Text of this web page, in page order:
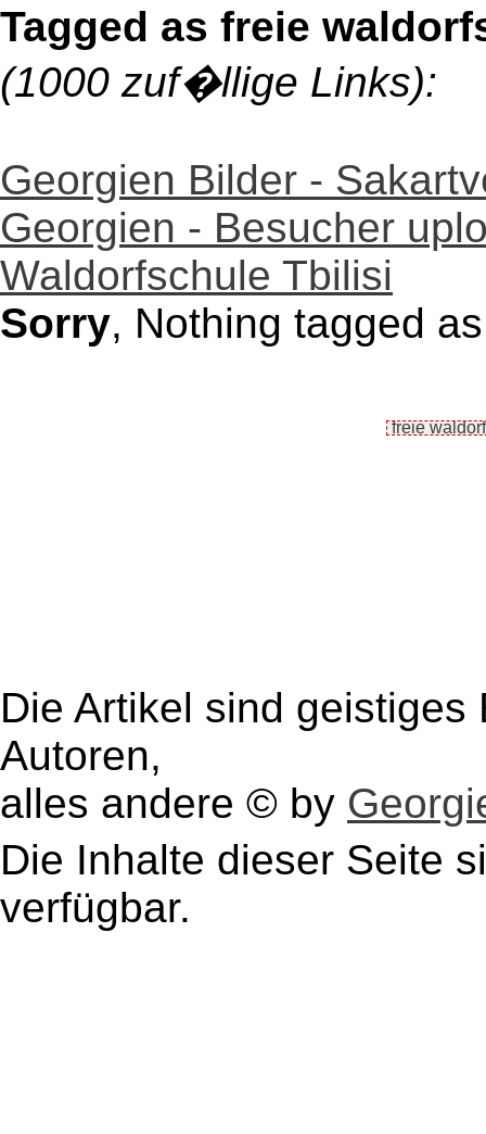
Tagged as freie
(1000 zuf�llige Links):
Georgien Bilder -
Georgien - Besucher
Waldorfschule Tbilisi
Sorry, Nothing tagged
Die Artikel sind
Autoren,
alles andere © by
Die Inhalte dieser Seite
verfügbar.